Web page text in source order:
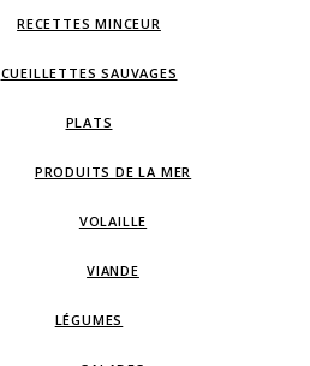
RECETTES MINCEUR
CUEILLETTES SAUVAGES
PLATS
PRODUITS DE LA MER
VOLAILLE
VIANDE
LÉGUMES